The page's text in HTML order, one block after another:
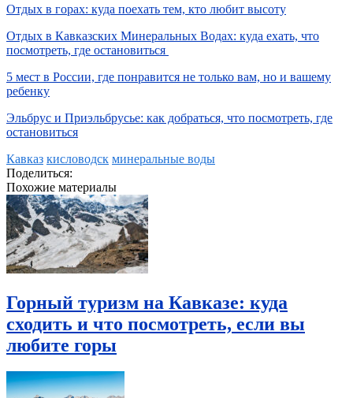
Отдых в горах: куда поехать тем, кто любит высоту
Отдых в Кавказских Минеральных Водах: куда ехать, что
посмотреть, где остановиться
5 мест в России, где понравится не только вам, но и вашему
ребенку
Эльбрус и Приэльбрусье: как добраться, что посмотреть, где
остановиться
Кавказ кисловодск минеральные воды
Поделиться:
Похожие материалы
Горный туризм на Кавказе: куда
сходить и что посмотреть, если вы
любите горы